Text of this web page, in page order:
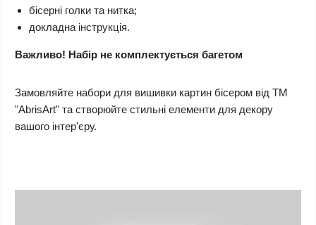
бісерні голки та нитка;
докладна інструкція.
Важливо! Набір не комплектується багетом
Замовляйте набори для вишивки картин бісером від ТМ
"AbrisArt" та створюйте стильні елементи для декору
вашого інтер'єру.